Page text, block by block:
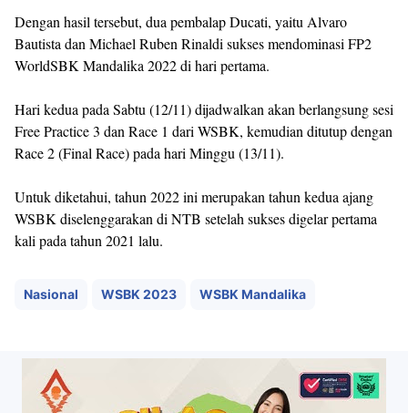
Dengan hasil tersebut, dua pembalap Ducati, yaitu Alvaro
Bautista dan Michael Ruben Rinaldi sukses mendominasi FP2
WorldSBK Mandalika 2022 di hari pertama.
Hari kedua pada Sabtu (12/11) dijadwalkan akan berlangsung sesi
Free Practice 3 dan Race 1 dari WSBK, kemudian ditutup dengan
Race 2 (Final Race) pada hari Minggu (13/11).
Untuk diketahui, tahun 2022 ini merupakan tahun kedua ajang
WSBK diselenggarakan di NTB setelah sukses digelar pertama
kali pada tahun 2021 lalu.
Nasional WSBK 2023 WSBK Mandalika